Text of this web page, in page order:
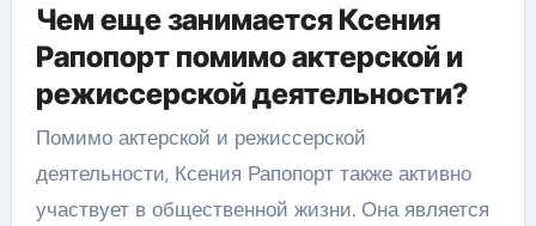
Чем еще занимается Ксения
Рапопорт помимо актерской и
режиссерской деятельности?
Помимо актерской и режиссерской
деятельности, Ксения Рапопорт также активно
участвует в общественной жизни. Она является